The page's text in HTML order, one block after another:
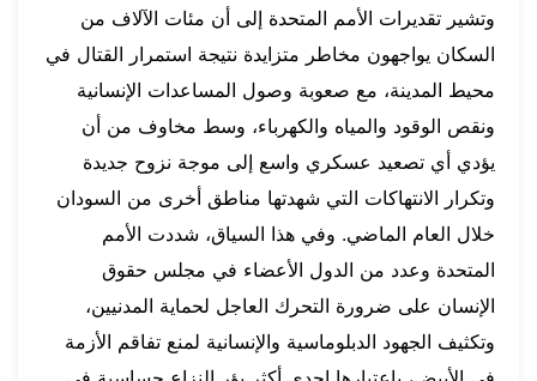
وتشير تقديرات الأمم المتحدة إلى أن مئات الآلاف من
السكان يواجهون مخاطر متزايدة نتيجة استمرار القتال في
محيط المدينة، مع صعوبة وصول المساعدات الإنسانية
ونقص الوقود والمياه والكهرباء، وسط مخاوف من أن
يؤدي أي تصعيد عسكري واسع إلى موجة نزوح جديدة
وتكرار الانتهاكات التي شهدتها مناطق أخرى من السودان
خلال العام الماضي. وفي هذا السياق، شددت الأمم
المتحدة وعدد من الدول الأعضاء في مجلس حقوق
الإنسان على ضرورة التحرك العاجل لحماية المدنيين،
وتكثيف الجهود الدبلوماسية والإنسانية لمنع تفاقم الأزمة